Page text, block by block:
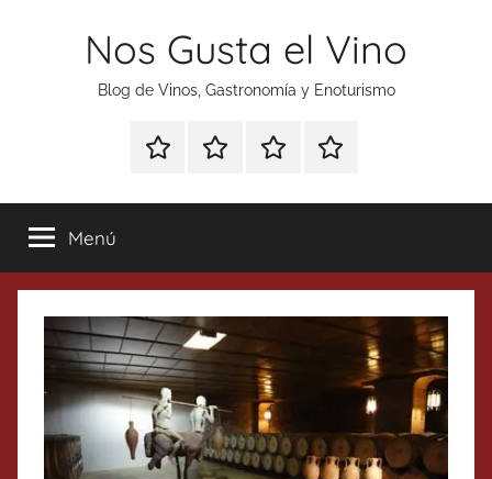
Nos Gusta el Vino
Blog de Vinos, Gastronomía y Enoturismo
Especial
Tonics
Enoturismo
Gastronomía
RankingContacto
Menú